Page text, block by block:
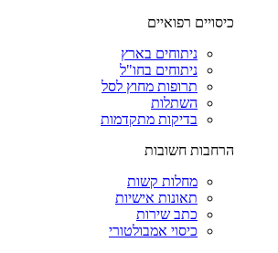
כיסויים רפואיים
ניתוחים בארץ
ניתוחים בחו"ל
תרופות מחוץ לסל
השתלות
בדיקות מתקדמות
הרחבות חשובות
מחלות קשות
תאונות אישיות
כתב שירות
כיסוי אמבולטורי